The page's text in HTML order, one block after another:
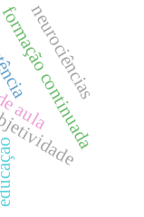
continuada
neurociências
aula